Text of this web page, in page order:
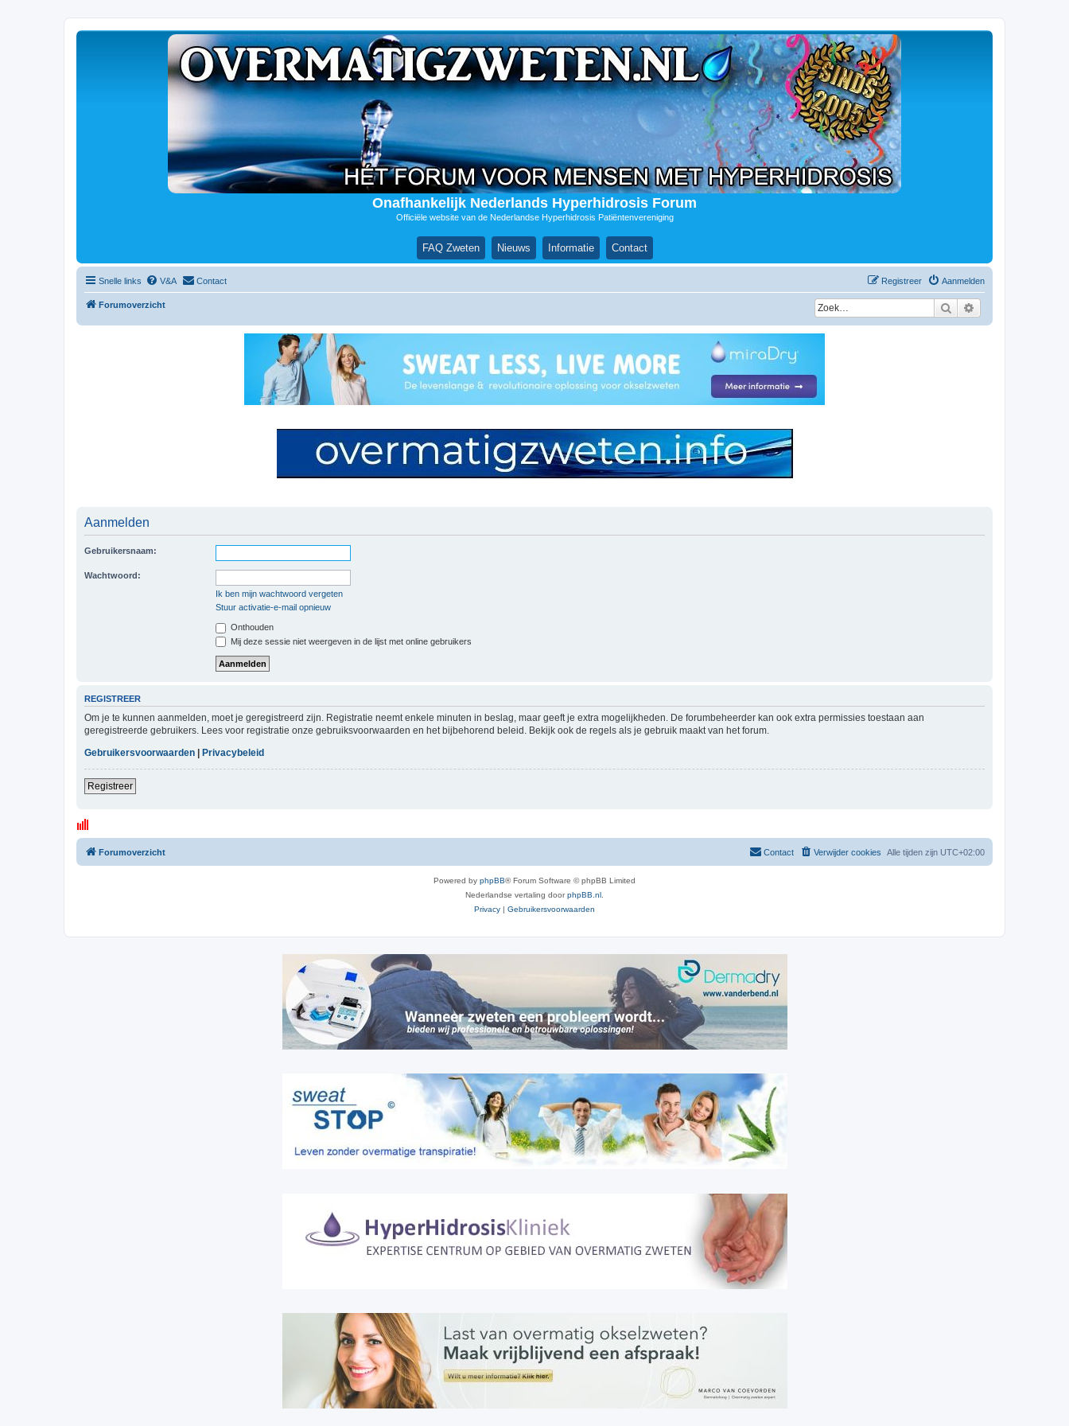
Onafhankelijk Nederlands Hyperhidrosis Forum
Officiële website van de Nederlandse Hyperhidrosis Patiëntenvereniging
FAQ Zweten Nieuws Informatie Contact
Snelle links V&A Contact Aanmelden
Registreer
Forumoverzicht Zoek
Aanmelden
Gebruikersnaam:
Wachtwoord:
Ik ben mijn wachtwoord vergeten
Stuur activatie-e-mail opnieuw
Onthouden
Mij deze sessie niet weergeven in de lijst met online gebruikers
REGISTREER
Om je te kunnen aanmelden, moet je geregistreerd zijn. Registratie neemt enkele minuten in beslag, maar geeft je extra mogelijkheden. De forumbeheerder kan ook extra permissies toestaan aan
geregistreerde gebruikers. Lees voor registratie onze gebruiksvoorwaarden en het bijbehorend beleid. Bekijk ook de regels als je gebruik maakt van het forum.
Gebruikersvoorwaarden | Privacybeleid
Registreer
Forumoverzicht Alle tijden zijn UTC+02:00
Verwijder cookies
Contact
Powered by phpBB® Forum Software © phpBB Limited
Nederlandse vertaling doorphpBB.nl
Privacy | Gebruikersvoorwaarden